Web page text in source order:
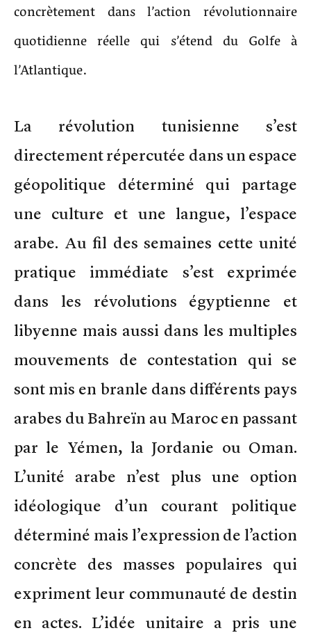
concrètement dans l’action révolutionnaire
quotidienne réelle qui s’étend du Golfe à
l’Atlantique.
La révolution tunisienne s’est
directement répercutée dans un espace
géopolitique déterminé qui partage
une culture et une langue, l’espace
arabe. Au fil des semaines cette unité
pratique immédiate s’est exprimée
dans les révolutions égyptienne et
libyenne mais aussi dans les multiples
mouvements de contestation qui se
sont mis en branle dans différents pays
arabes du Bahreïn au Maroc en passant
par le Yémen, la Jordanie ou Oman.
L’unité arabe n’est plus une option
idéologique d’un courant politique
déterminé mais l’expression de l’action
concrète des masses populaires qui
expriment leur communauté de destin
en actes. L’idée unitaire a pris une